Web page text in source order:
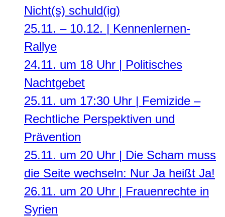
Nicht(s) schuld(ig)
25.11. – 10.12. | Kennenlernen-
Rallye
24.11. um 18 Uhr | Politisches
Nachtgebet
25.11. um 17:30 Uhr | Femizide –
Rechtliche Perspektiven und
Prävention
25.11. um 20 Uhr | Die Scham muss
die Seite wechseln: Nur Ja heißt Ja!
26.11. um 20 Uhr | Frauenrechte in
Syrien